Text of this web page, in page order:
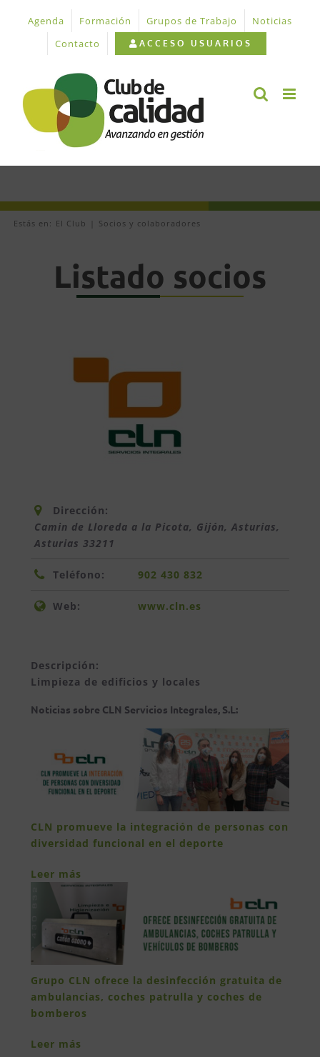
contenido
Agenda Formación Grupos de Trabajo
Noticias
Contacto
ACCESO USUARIOS
Estás en: El Club Socios y colaboradores
Listado socios
Dirección:
Camin de Lloreda a la Picota, Gijón, Asturias,
Asturias 33211
Teléfono: 902 430 832
Web: www.cln.es
Descripción:
Limpieza de edificios y locales
Noticias sobre CLN Servicios Integrales, S.L:
CLN promueve la integración de personas con
diversidad funcional en el deporte
Leer más
Grupo CLN ofrece la desinfección gratuita de
ambulancias, coches patrulla y coches de
bomberos
Leer más